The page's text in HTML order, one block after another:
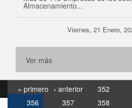
Almacenamiento...
Viernes, 21 Enero,
Ver más
« primero ‹ anterior 352
356
357 358